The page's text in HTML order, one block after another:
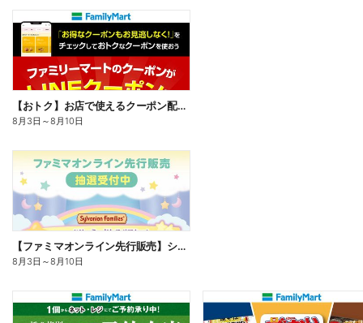
【おトク】お店で使えるクーポン配信中
8月3日 ～8月10日
【ファミマオンライン先行販売】シルバニアファミリー
8月3日 ～8月10日